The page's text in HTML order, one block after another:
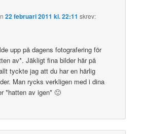
22 februari 2011 kl. 22:11 skrev:
upp på dagens fotografering för
av*. Jäkligt fina bilder här på
tyckte jag att du har en härlig
Man rycks verkligen med i dina
*hatten av igen* 🙂